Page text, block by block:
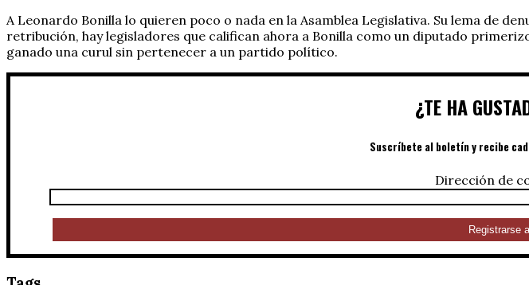
A Leonardo Bonilla lo quieren poco o nada en la Asamblea Legislativa. Su lema de
retribución, hay legisladores que califican ahora a Bonilla como un diputado
ganado una curul sin pertenecer a un partido político.
¿TE HA
Suscríbete al boletín y recibe
Dirección de